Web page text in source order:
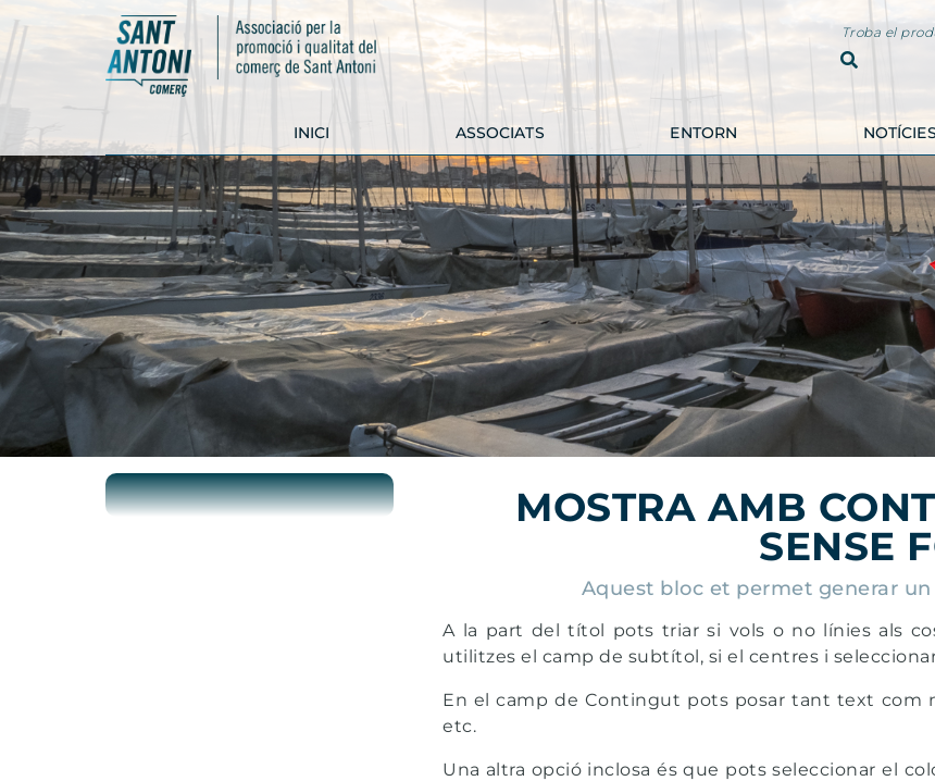
Troba el
INICI ASSOCIATS
COMERÇOS
CARNISSERIA
ARNALL
FLECA EL CASTELL
VINALIUM
FERRETERIA
SAPERA
CARNISSERIA CAN
PRUJÀ
TECNIBIKE
LLIBRERÍA DALMAU
SERVEIS I
EMPRESES
ARC INTERIORISME
CIPAUTOS
FARMÀCIA BORÉS
GHOFI
IDEHANT
MÓN D'HARMONIA
PALLARS FUSTA
PERRUQUERIA
ALLOTJAMENTS I
IMMOBILIÀRIES
FINQUES BLAU CEL
IMMOSERVEIS
HELENA JORNET
FINQUES
EUROAGENCIA
EMPORDÀ
RETREATS
GIBERT
RESTAURACIÓ
DÈRIA
COSTA BRAVA
CAN DOLPINO
CAFETERIA SANT
ANTONI
GAVARRES
IL PADRINO
KUBANSKY
VEURE TOTES
ENTORN NOTÍCIES
MOSTRA AMB
SENSE
Aquest bloc et permet generar
A la part del títol pots triar si vols o no línies als
utilitzes el camp de subtítol, si el centres i
En el camp de Contingut pots posar tant text com
etc.
Una altra opció inclosa és que pots seleccionar el